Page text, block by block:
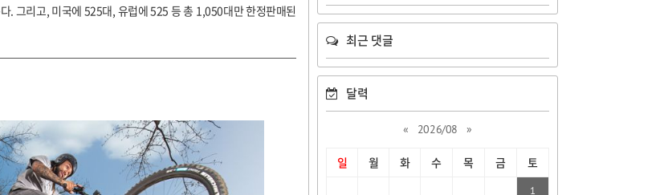
. 그리고, 미국에 525대, 유럽에 525 등 총 1,050대만 한정판매된
최근 댓글
달력
« 2026/08 »
일 월 화 수 목 금 토
1